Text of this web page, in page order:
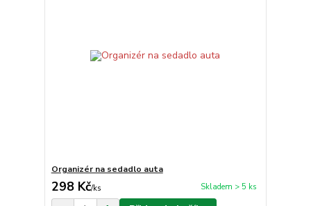
Organizér na sedadlo auta
298 Kč/ks Skladem > 5 ks